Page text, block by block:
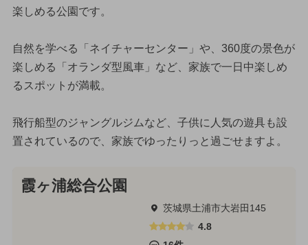
楽しめる公園です。
自然を学べる「ネイチャーセンター」や、360度の景色が
楽しめる「オランダ型風車」など、家族で一日中楽しめ
るスポットが満載。
飛行船型のジャングルジムなど、子供に人気の遊具も設
置されているので、家族でゆったりっと過ごせますよ。
霞ヶ浦総合公園
茨城県土浦市大岩田145
4.8